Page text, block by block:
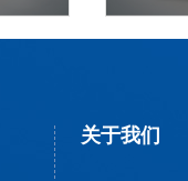
关于我们